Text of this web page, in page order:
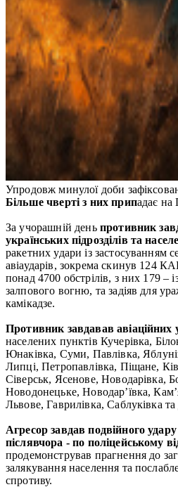
Упродовж минулої доби
Більше чверті з них припадає на
За учорашній день противник
українських підрозділів та
ракетних удари із застосуванням
авіаударів, зокрема скинув 124
понад 4700 обстрілів, з них 179 –
залпового вогню, та задіяв для
камікадзе.
Противник завдавав авіаційних
населених пунктів Кучерівка,
Юнаківка, Суми, Павлівка,
Липці, Петропавлівка, Піщане,
Сіверськ, Ясенове, Новодарівка,
Новодонецьке, Новодар’ївка,
Львове, Гаврилівка, Саблуківка
Агресор завдав подвійного
післявчора - по поліцейському
продемонстрував прагнення до
залякування населення та
спротиву.